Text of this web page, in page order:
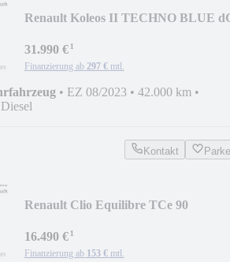
Renault Koleos II TECHNO BLUE
31.990 €¹
Finanzierung ab 297 € mtl.
• EZ 08/2023 • 42.000 km •
Diesel
Kontakt
Renault Clio Equilibre TCe 90
16.490 €¹
Finanzierung ab 153 € mtl.